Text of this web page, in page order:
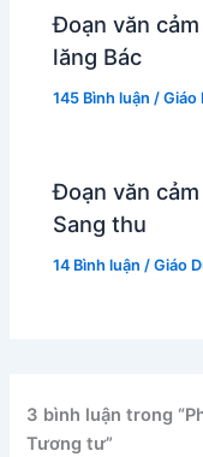
Đoạn văn
lăng Bác
145 Bình luận /Giáo
Đoạn văn
Sang thu
14 Bình luận /Giáo
3 bình luận trong
Tương tư”